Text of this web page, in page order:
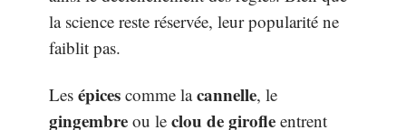
la science reste réservée, leur popularité ne
faiblit pas.
Les épices comme lacannelle, le
gingembre ou le clou de girofle entrent